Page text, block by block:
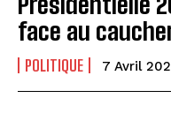
face au
POLITIQUE 7 Avril